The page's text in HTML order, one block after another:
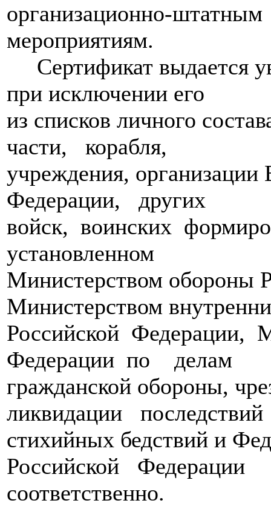
организационно-штатным
мероприятиям.
Сертификат выдается
при исключении его
из списков личного
части, корабля,
учреждения,
Федерации, других
войск, воинских
установленном
Министерством обороны
Министерством
Российской Федерации,
Федерации по делам
гражданской обороны,
ликвидации последствий
стихийных бедствий и
Российской Федерации
соответственно.